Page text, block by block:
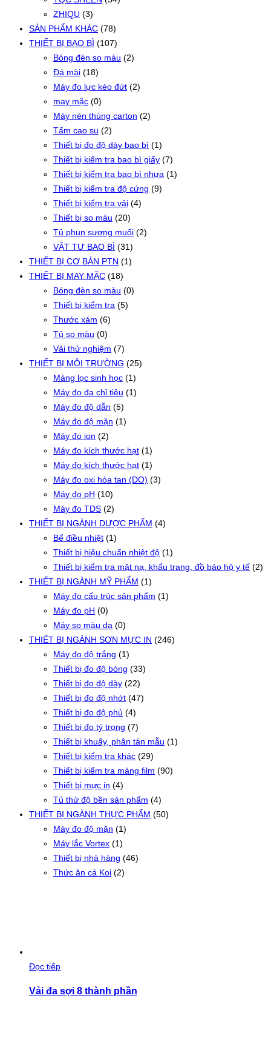
ZHIQU (3)
SẢN PHẨM KHÁC (78)
THIẾT BỊ BAO BÌ (107)
Bóng đèn so màu (2)
Đá mài (18)
Máy đo lực kéo đứt (2)
may mặc (0)
Máy nén thùng carton (2)
Tấm cao su (2)
Thiết bị đo độ dày bao bì (1)
Thiết bị kiểm tra bao bì giấy (7)
Thiết bị kiểm tra bao bì nhựa (1)
Thiết bị kiểm tra độ cứng (9)
Thiết bị kiểm tra vải (4)
Thiết bị so màu (20)
Tủ phun sương muối (2)
VẬT TƯ BAO BÌ (31)
THIẾT BỊ CƠ BẢN PTN (1)
THIẾT BỊ MAY MẶC (18)
Bóng đèn so màu (0)
Thiết bị kiểm tra (5)
Thước xám (6)
Tủ so màu (0)
Vải thử nghiệm (7)
THIẾT BỊ MÔI TRƯỜNG (25)
Màng lọc sinh học (1)
Máy đo đa chỉ tiêu (1)
Máy đo độ dẫn (5)
Máy đo độ mặn (1)
Máy đo ion (2)
Máy đo kích thước hạt (1)
Máy đo kích thước hạt (1)
Máy đo oxi hòa tan (DO) (3)
Máy đo pH (10)
Máy đo TDS (2)
THIẾT BỊ NGÀNH DƯỢC PHẨM (4)
Bể điều nhiệt (1)
Thiết bị hiệu chuẩn nhiệt độ (1)
Thiết bị kiểm tra mặt nạ, khẩu trang, đồ bảo hộ y tế (2)
THIẾT BỊ NGÀNH MỸ PHẨM (1)
Máy đo cấu trúc sản phẩm (1)
Máy đo pH (0)
Máy so màu da (0)
THIẾT BỊ NGÀNH SƠN MỰC IN (246)
Máy đo độ trắng (1)
Thiết bị đo độ bóng (33)
Thiết bị đo độ dày (22)
Thiết bị đo độ nhớt (47)
Thiết bị đo độ phủ (4)
Thiết bị đo tỷ trọng (7)
Thiết bị khuấy, phân tán mẫu (1)
Thiết bị kiểm tra khác (29)
Thiết bị kiểm tra màng film (90)
Thiết bị mực in (4)
Tủ thử độ bền sản phẩm (4)
THIẾT BỊ NGÀNH THỰC PHẨM (50)
Máy đo độ mặn (1)
Máy lắc Vortex (1)
Thiết bị nhà hàng (46)
Thức ăn cá Koi (2)
Đọc tiếp
Vải đa sợi 8 thành phần